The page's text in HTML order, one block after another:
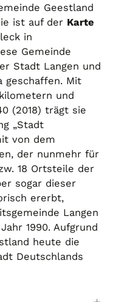
Geestland
ist auf der Karte
in
Gemeinde
Stadt Langen und
geschaffen. Mit
und
(2018) trägt sie
„Stadt
von dem
der nunmehr für
18 Ortsteile der
sogar dieser
ererbt,
Langen
1990. Aufgrund
heute die
Deutschlands